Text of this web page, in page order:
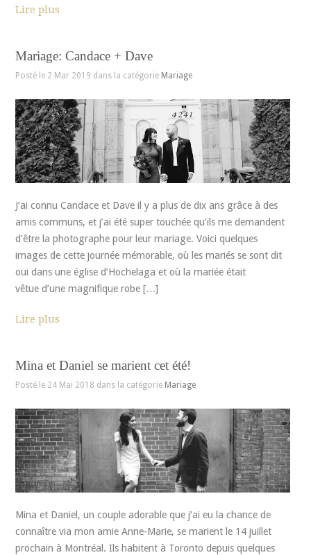
Lire plus
Mariage: Candace + Dave
Posté le 2 Mar 2019 dans la catégorie Mariage
J’ai connu Candace et Dave il y a plus de dix ans grâce à des
amis communs, et j’ai été super touchée qu’ils me demandent
d’être la photographe pour leur mariage. Voici quelques
images de cette journée mémorable, où les mariés se sont dit
oui dans une église d’Hochelaga et où la mariée était
vêtue d’une magnifique robe […]
Lire plus
Mina et Daniel se marient cet été!
Posté le 24 Mai 2018 dans la catégorie Mariage
Mina et Daniel, un couple adorable que j’ai eu la chance de
connaître via mon amie Anne-Marie, se marient le 14 juillet
prochain à Montréal. Ils habitent à Toronto depuis quelques